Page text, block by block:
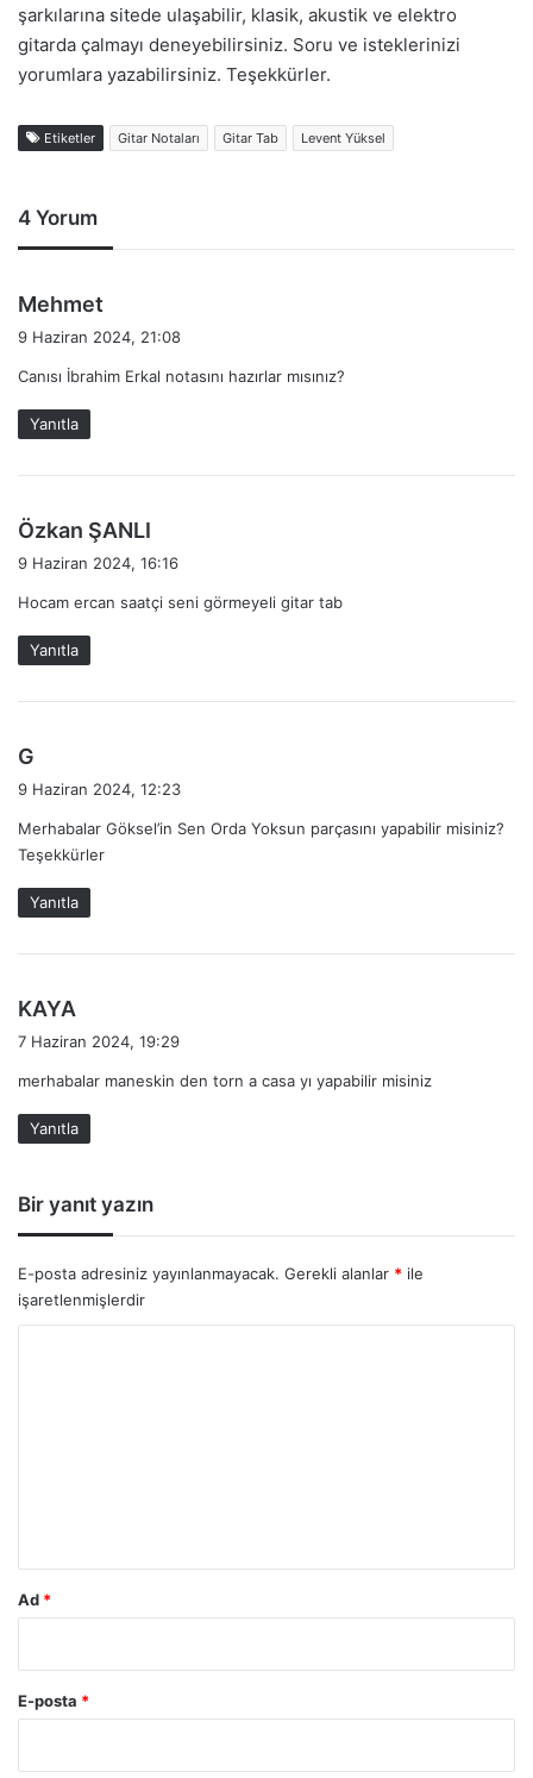
şarkılarına sitede ulaşabilir, klasik, akustik ve elektro
gitarda çalmayı deneyebilirsiniz. Soru ve isteklerinizi
yorumlara yazabilirsiniz. Teşekkürler.
Etiketler Gitar Notaları Gitar Tab Levent Yüksel
4 Yorum
Mehmet
e
i
9 Haziran 2024, 21:08
Canısı İbrahim Erkal notasını hazırlar mısınız?
Yanıtla
Özkan ŞANLI
e
i
9 Haziran 2024, 16:16
Hocam ercan saatçi seni görmeyeli gitar tab
Yanıtla
G
e
i
k
i
:
9 Haziran 2024, 12:23
Merhabalar Göksel’in Sen Orda Yoksun parçasını yapabilir misiniz?
Teşekkürler
Yanıtla
KAYA
i
k
i
7 Haziran 2024, 19:29
merhabalar maneskin den torn a casa yı yapabilir misiniz
Yanıtla
Bir yanıt yazın
E-posta adresiniz yayınlanmayacak. Gerekli alanlar * ile
işaretlenmişlerdir
Ad *
E-posta *